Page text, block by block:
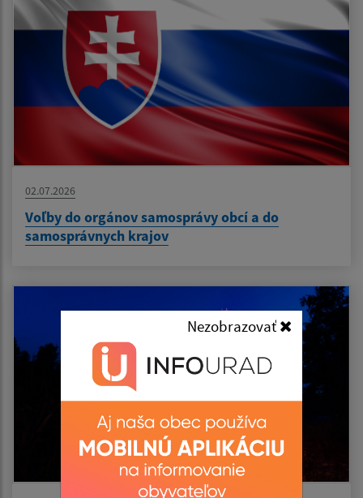
Nezobrazovať
02.07.2026
Voľby do orgánov samosprávy obcí a do
samosprávnych krajov